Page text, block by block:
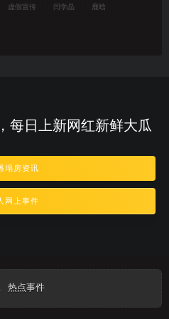
虚假宣传 闫学晶 鹿晗
每日上新网红新鲜大瓜
塌房资讯
网上事件
热点事件